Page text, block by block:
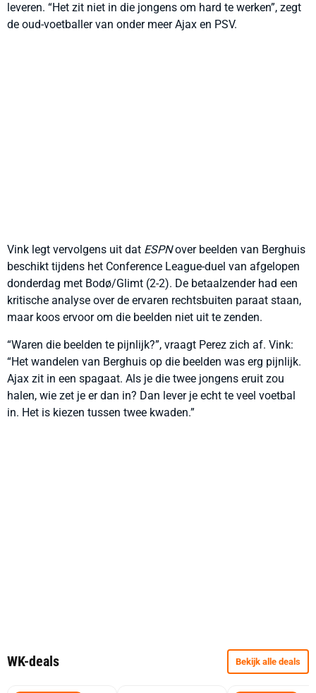
leveren. “Het zit niet in die jongens om hard te werken”, zegt
de oud-voetballer van onder meer Ajax en PSV.
Vink legt vervolgens uit dat ESPNover beelden van Berghuis
beschikt tijdens het Conference League-duel van afgelopen
donderdag met Bodø/Glimt (2-2). De betaalzender had een
kritische analyse over de ervaren rechtsbuiten paraat staan,
maar koos ervoor om die beelden niet uit te zenden.
“Waren die beelden te pijnlijk?”, vraagt Perez zich af. Vink:
“Het wandelen van Berghuis op die beelden was erg pijnlijk.
Ajax zit in een spagaat. Als je die twee jongens eruit zou
halen, wie zet je er dan in? Dan lever je echt te veel voetbal
in. Het is kiezen tussen twee kwaden.”
WK-deals Bekijk alle deals